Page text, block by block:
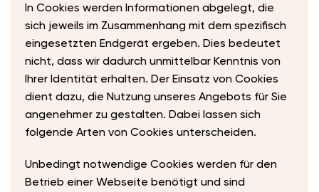
In Cookies werden Informationen abgelegt, die
sich jeweils im Zusammenhang mit dem spezifisch
eingesetzten Endgerät ergeben. Dies bedeutet
nicht, dass wir dadurch unmittelbar Kenntnis von
Ihrer Identität erhalten. Der Einsatz von Cookies
dient dazu, die Nutzung unseres Angebots für Sie
angenehmer zu gestalten. Dabei lassen sich
folgende Arten von Cookies unterscheiden.
Unbedingt notwendige Cookies werden für den
Betrieb einer Webseite benötigt und sind